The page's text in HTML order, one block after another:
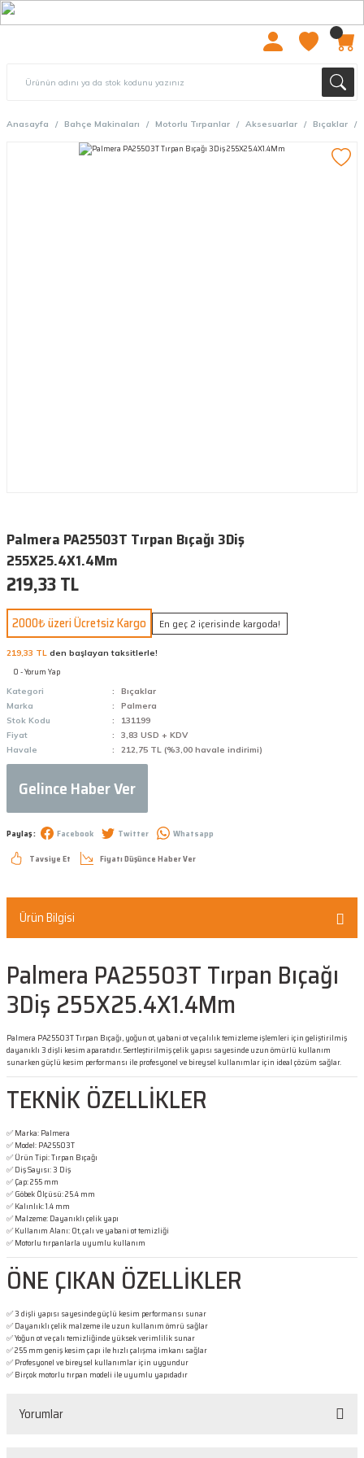
Anasayfa Bahçe Makinaları Motorlu Tırpanlar Aksesuarlar Bıçaklar
Palmera PA25503T Tırpan Bıçağı 3Diş
255X25.4X1.4Mm
219,33 TL
2000₺ üzeri Ücretsiz Kargo En geç 2 içerisinde kargoda!
219,33 TL den başlayan taksitlerle!
0 - Yorum Yap
Kategori
Bıçaklar
Marka
Palmera
Stok Kodu
131199
Fiyat
3,83 USD + KDV
Havale
212,75 TL (%3,00 havale indirimi)
Gelince Haber Ver
Paylaş : Facebook Twitter
Whatsapp
Tavsiye Et
Fiyatı Düşünce Haber Ver
Ürün Bilgisi
Palmera PA25503T Tırpan Bıçağı
3Diş 255X25.4X1.4Mm
Palmera PA25503T Tırpan Bıçağı, yoğun ot, yabani ot ve çalılık temizleme işlemleri için geliştirilmiş
dayanıklı 3 dişli kesim aparatıdır. Sertleştirilmiş çelik yapısı sayesinde uzun ömürlü kullanım
sunarken güçlü kesim performansı ile profesyonel ve bireysel kullanımlar için ideal çözüm sağlar.
TEKNİK ÖZELLİKLER
✅ Marka: Palmera
✅ Model: PA25503T
✅ Ürün Tipi: Tırpan Bıçağı
✅ Diş Sayısı: 3 Diş
✅ Çap: 255 mm
✅ Göbek Ölçüsü: 25.4 mm
✅ Kalınlık: 1.4 mm
✅ Malzeme: Dayanıklı çelik yapı
✅ Kullanım Alanı: Ot, çalı ve yabani ot temizliği
✅ Motorlu tırpanlarla uyumlu kullanım
ÖNE ÇIKAN ÖZELLİKLER
✅ 3 dişli yapısı sayesinde güçlü kesim performansı sunar
✅ Dayanıklı çelik malzeme ile uzun kullanım ömrü sağlar
✅ Yoğun ot ve çalı temizliğinde yüksek verimlilik sunar
✅ 255 mm geniş kesim çapı ile hızlı çalışma imkanı sağlar
✅ Profesyonel ve bireysel kullanımlar için uygundur
✅ Birçok motorlu tırpan modeli ile uyumlu yapıdadır
Yorumlar